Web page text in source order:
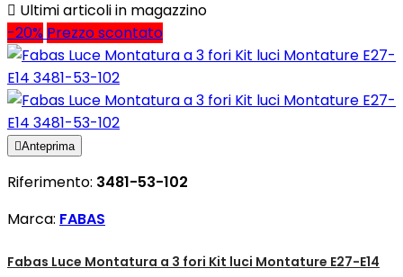
 Ultimi articoli in magazzino
-20% Prezzo scontato
Anteprima
Riferimento: 3481-53-102
Marca: FABAS
Fabas Luce Montatura a 3 fori Kit luci Montature E27-E14